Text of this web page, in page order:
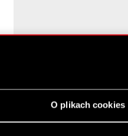
O plikach cookies